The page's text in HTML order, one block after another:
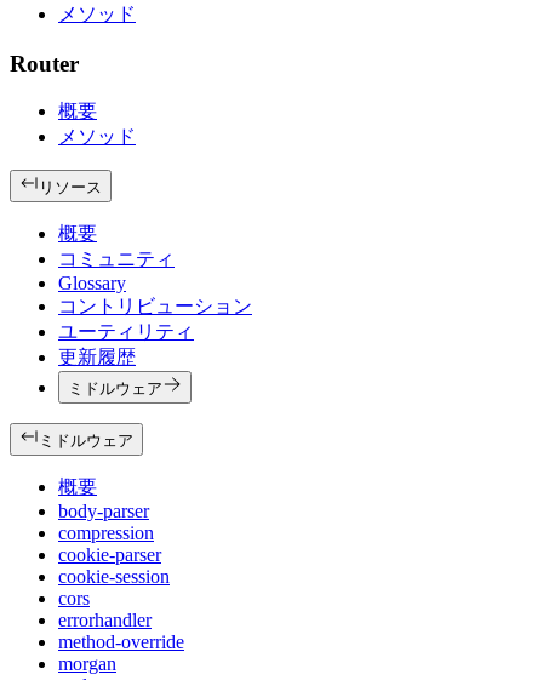
メソッド
Router
概要
メソッド
リソース
概要
コミュニティ
Glossary
コントリビューション
ユーティリティ
更新履歴
ミドルウェア
ミドルウェア
概要
body-parser
compression
cookie-parser
cookie-session
cors
errorhandler
method-override
morgan